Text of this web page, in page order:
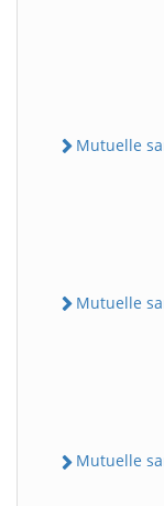
Mutuelle
Mutuelle
Mutuelle